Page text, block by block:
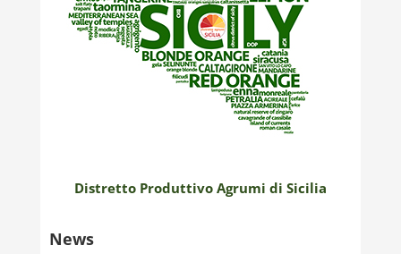
Distretto Produttivo Agrumi di Sicilia
News